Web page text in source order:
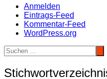
Anmelden
Eintrags-Feed
Kommentar-Feed
WordPress.org